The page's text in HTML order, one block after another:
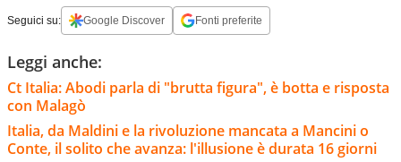
Seguici su: Google Discover Fonti preferite
Leggi anche:
Ct Italia: Abodi parla di "brutta figura", è botta e risposta
con Malagò
Italia, da Maldini e la rivoluzione mancata a Mancini o
Conte, il solito che avanza: l'illusione è durata 16 giorni